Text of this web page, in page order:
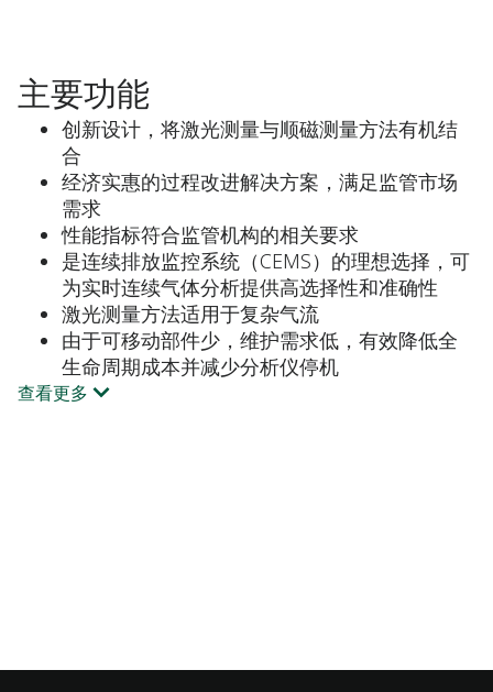
主要功能
创新设计，将激光测量与顺磁测量方法有机结
合
经济实惠的过程改进解决方案，满足监管市场
需求
性能指标符合监管机构的相关要求
是连续排放监控系统（CEMS）的理想选择，可
为实时连续气体分析提供高选择性和准确性
激光测量方法适用于复杂气流
由于可移动部件少，维护需求低，有效降低全
生命周期成本并减少分析仪停机
查看更多